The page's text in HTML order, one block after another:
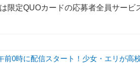
限定QUOカードの応募者全員サービ
前0時に配信スタート！少女・エリが高